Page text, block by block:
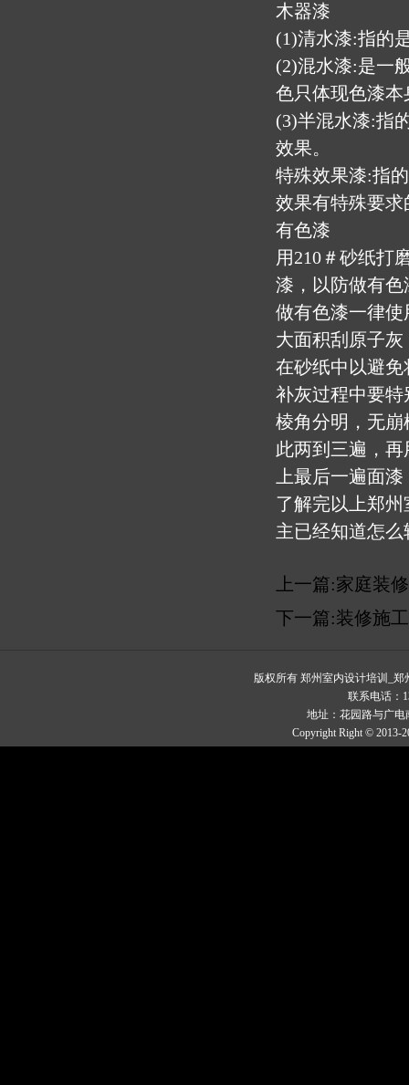
木器漆
(1)清水漆:指的
(2)混水漆:是一
色只体现色漆本
(3)半混水漆:指
效果。
特殊效果漆:指
效果有特殊要求
有色漆
用210＃砂纸打
漆，以防做有
做有色漆一律
大面积刮原子
在砂纸中以避
补灰过程中要
棱角分明，无
此两到三遍，再
上最后一遍面
了解完以上郑
主已经知道怎
上一篇:家庭装
下一篇:装修施
版权所有 郑州室内设计培训_
联系电话：
地址：花园路与广电
Copyright Right © 2013-